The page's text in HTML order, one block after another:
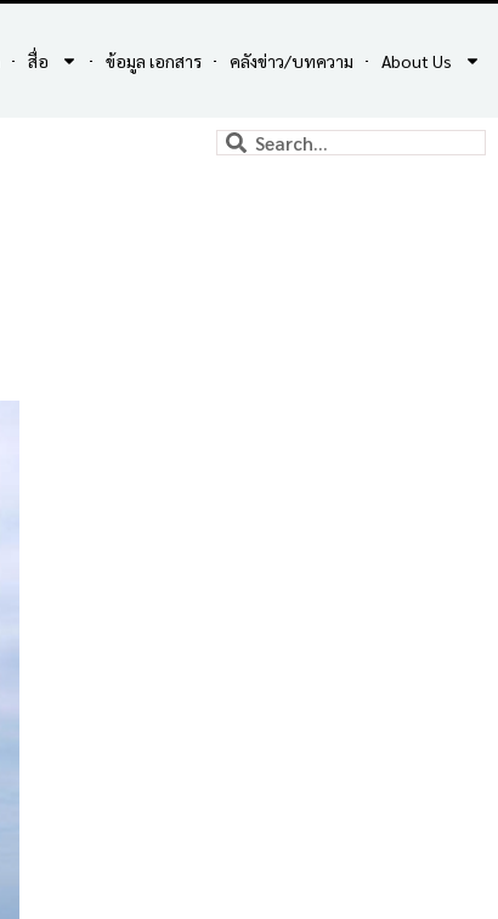
สื่อ ข้อมูล เอกสาร คลังข่าว/บทความ About Us